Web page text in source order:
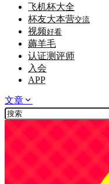
飞机杯大全
杯友大本营交流
视频好看
薅羊毛
认证测评师
入会
APP
文章